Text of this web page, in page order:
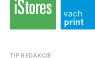
TIP REDAKCIE